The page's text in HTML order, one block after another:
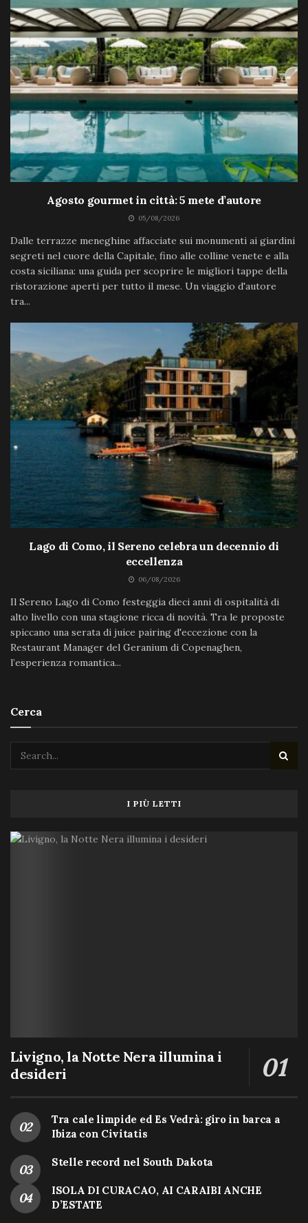
Agosto gourmet in città: 5 mete d’autore
05/08/2026
Dalle terrazze meneghine affacciate sui monumenti ai giardini
segreti nel cuore della Capitale, fino alle colline venete e alla
costa siciliana: una guida per scoprire le migliori tappe della
ristorazione aperti per tutto il mese. Un viaggio d'autore
tra...
Lago di Como, il Sereno celebra un decennio di
eccellenza
06/08/2026
Il Sereno Lago di Como festeggia dieci anni di ospitalità di
alto livello con una stagione ricca di novità. Tra le proposte
spiccano una serata di juice pairing d'eccezione con la
Restaurant Manager del Geranium di Copenaghen,
l’esperienza romantica...
Cerca
I PIÙ LETTI
Livigno, la Notte Nera illumina i
desideri
Tra cale limpide ed Es Vedrà: giro in barca a
Ibiza con Civitatis
Stelle record nel South Dakota
ISOLA DI CURACAO, AI CARAIBI ANCHE
D’ESTATE